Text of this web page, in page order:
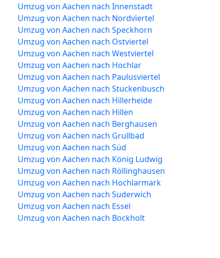
Umzug von Aachen nach Innenstadt
Umzug von Aachen nach Nordviertel
Umzug von Aachen nach Speckhorn
Umzug von Aachen nach Ostviertel
Umzug von Aachen nach Westviertel
Umzug von Aachen nach Hochlar
Umzug von Aachen nach Paulusviertel
Umzug von Aachen nach Stuckenbusch
Umzug von Aachen nach Hillerheide
Umzug von Aachen nach Hillen
Umzug von Aachen nach Berghausen
Umzug von Aachen nach Grullbad
Umzug von Aachen nach Süd
Umzug von Aachen nach König Ludwig
Umzug von Aachen nach Röllinghausen
Umzug von Aachen nach Hochlarmark
Umzug von Aachen nach Suderwich
Umzug von Aachen nach Essel
Umzug von Aachen nach Bockholt